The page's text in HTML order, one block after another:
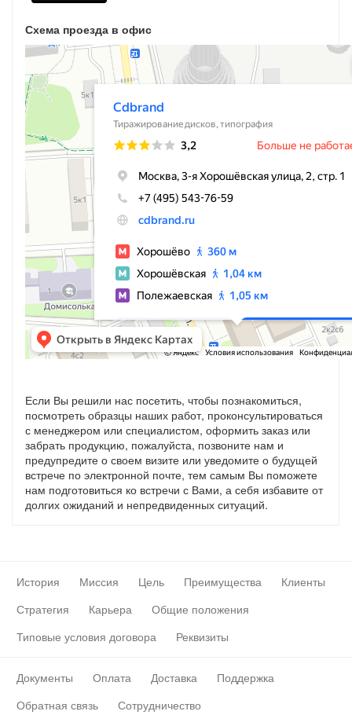
Схема проезда в офис
Если Вы решили нас посетить, чтобы познакомиться,
посмотреть образцы наших работ, проконсультироваться
с менеджером или специалистом, оформить заказ или
забрать продукцию, пожалуйста, позвоните нам и
предупредите о своем визите или уведомите о будущей
встрече по электронной почте, тем самым Вы поможете
нам подготовиться ко встречи с Вами, а себя избавите от
долгих ожиданий и непредвиденных ситуаций.
История Миссия Цель Преимущества
Клиенты
Стратегия
Карьера
Общие положения
Типовые условия договора
Реквизиты
Документы Оплата Доставка
Поддержка
Обратная связь
Сотрудничество